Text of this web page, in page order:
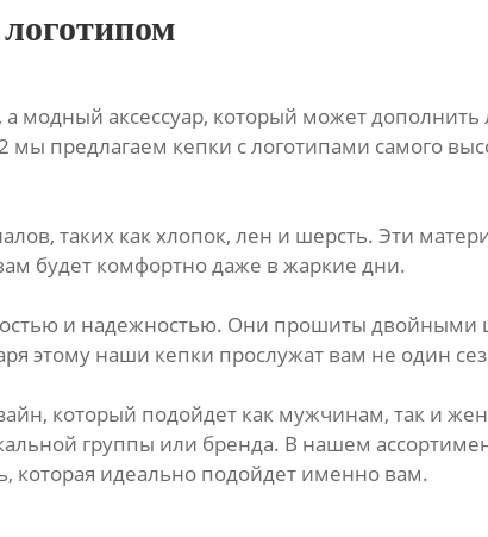
а модный аксессуар, который может
предлагаем кепки с логотипами самого
таких как хлопок, лен и шерсть. Эти
будет комфортно даже в жаркие дни.
и надежностью. Они прошиты
этому наши кепки прослужат вам не один
который подойдет как мужчинам, так и
группы или бренда. В нашем
которая идеально подойдет именно вам.